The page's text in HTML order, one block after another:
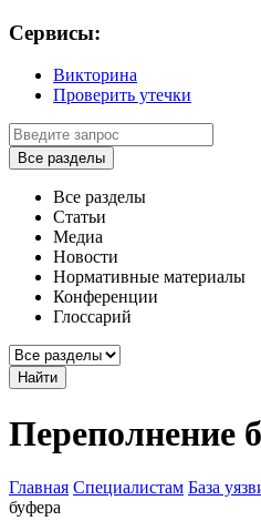
Сервисы:
Викторина
Проверить утечки
Все разделы
Все разделы
Статьи
Медиа
Новости
Нормативные материалы
Конференции
Глоссарий
Найти
Переполнение
Главная Специалистам База
буфера